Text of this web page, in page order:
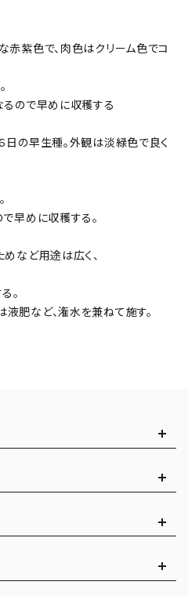
赤紫色で、肉色はクリーム色でコ
ので早めに収穫する
日の早生種。外観は淡緑色で良く
早めに収穫する。
など用途は広く、
。
肥など、潅水を兼ねて施す。